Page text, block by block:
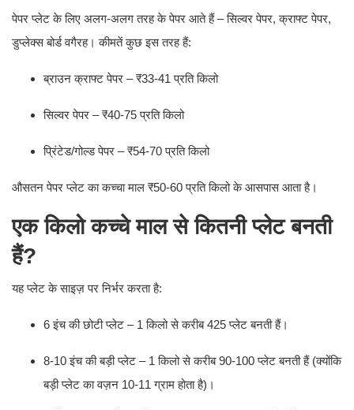
पेपर प्लेट के लिए अलग-अलग तरह के पेपर आते हैं – सिल्वर पेपर, क्राफ्ट पेपर,
डुप्लेक्स बोर्ड वगैरह। कीमतें कुछ इस तरह हैं:
ब्राउन क्राफ्ट पेपर – ₹33-41 प्रति किलो
सिल्वर पेपर – ₹40-75 प्रति किलो
प्रिंटेड/गोल्ड पेपर – ₹54-70 प्रति किलो
औसतन पेपर प्लेट का कच्चा माल ₹50-60 प्रति किलो के आसपास आता है।
एक किलो कच्चे माल से कितनी प्लेट बनती
हैं?
यह प्लेट के साइज़ पर निर्भर करता है:
6 इंच की छोटी प्लेट – 1 किलो से करीब 425 प्लेट बनती हैं।
8-10 इंच की बड़ी प्लेट – 1 किलो से करीब 90-100 प्लेट बनती हैं (क्योंकि
बड़ी प्लेट का वज़न 10-11 ग्राम होता है)।